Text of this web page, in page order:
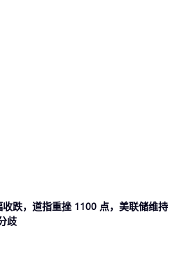
跌，道指重挫 1100 点，美联储维持
歧